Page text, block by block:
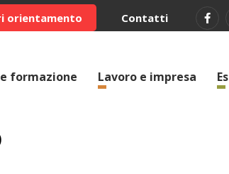
orientamento Contatti
formazione Lavoro e impresa